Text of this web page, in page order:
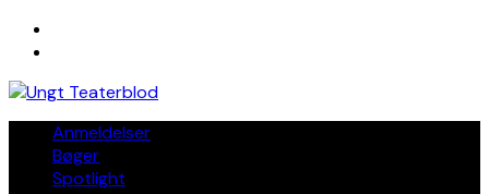
Skip
Anmeldelser
Bøger
Spotlight